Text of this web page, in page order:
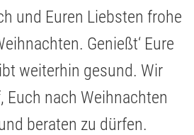
und Euren Liebsten frohe
Genießt‘ Eure
weiterhin gesund. Wir
Euch nach Weihnachten
beraten zu dürfen.